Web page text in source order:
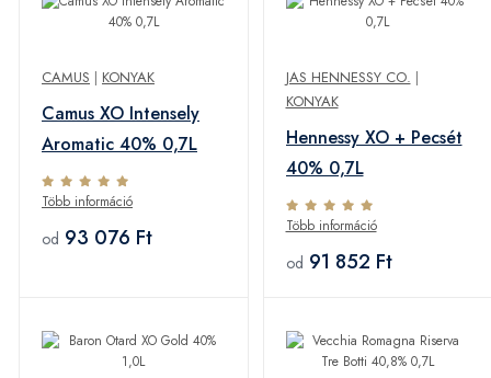
CAMUS | KONYAK
Camus XO Intensely
Aromatic 40% 0,7L
Több információ
od 93 076 Ft
JAS HENNESSY CO. |
KONYAK
Hennessy XO + Pecsét
40% 0,7L
Több információ
od 91 852 Ft